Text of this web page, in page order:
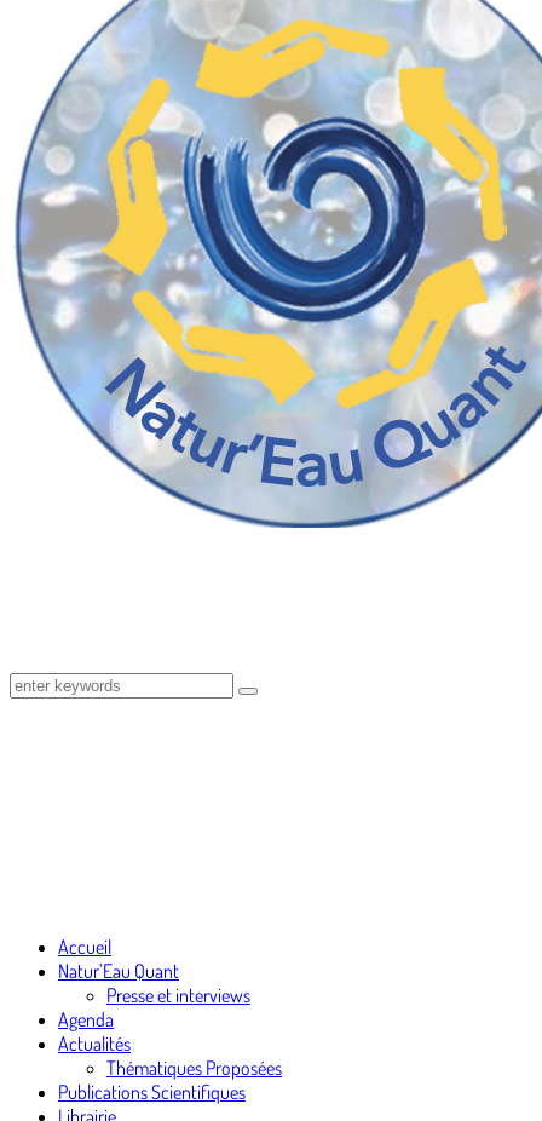
Accueil
Natur’Eau Quant
Presse et interviews
Agenda
Actualités
Thématiques Proposées
Publications Scientifiques
Librairie